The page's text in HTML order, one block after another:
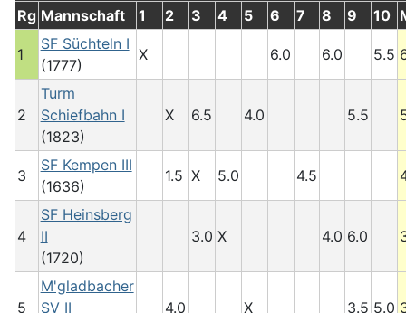
Rg Mannschaft 1 2 3 4 5 6 7 8 9 10
1
SF Süchteln I
(1777)
X 6.0 6.0 5.5
2
Turm
Schiefbahn I
(1823)
X 6.5 4.0 5.5
3
SF Kempen III
(1636)
1.5 X 5.0 4.5
4
SF Heinsberg
II
(1720)
3.0 X 4.0 6.0
5
M'gladbacher
SV II
4.0 X 3.5 5.0